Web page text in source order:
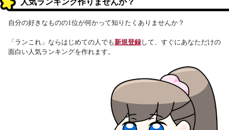
人気ランキング作りませんか？
自分の好きなものの1位が何かって知りたくありませんか？
「ランこれ」ならはじめての人でも新規登録して、すぐにあなただけの
面白い人気ランキングを作れます。